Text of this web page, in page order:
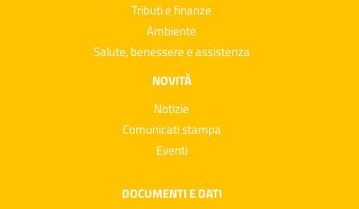
Tributi e finanze
Ambiente
Salute, benessere e assistenza
NOVITÀ
Notizie
Comunicati stampa
Eventi
DOCUMENTI E DATI